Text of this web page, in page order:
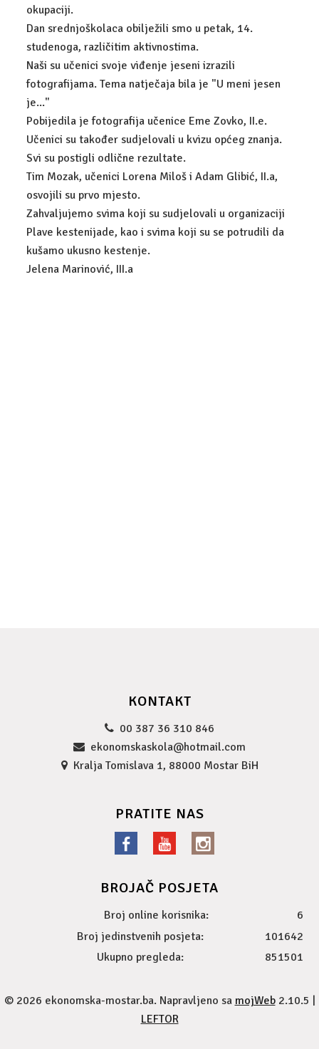
okupaciji.
Dan srednjoškolaca obilježili smo u petak, 14.
studenoga, različitim aktivnostima.
Naši su učenici svoje viđenje jeseni izrazili
fotografijama. Tema natječaja bila je "U meni jesen
je..."
Pobijedila je fotografija učenice Eme Zovko, II.e.
Učenici su također sudjelovali u kvizu općeg znanja.
Svi su postigli odlične rezultate.
Tim Mozak, učenici Lorena Miloš i Adam Glibić, II.a,
osvojili su prvo mjesto.
Zahvaljujemo svima koji su sudjelovali u organizaciji
Plave kestenijade, kao i svima koji su se potrudili da
kušamo ukusno kestenje.
Jelena Marinović, III.a
KONTAKT
00 387 36 310 846
ekonomskaskola@hotmail.com
Kralja Tomislava 1, 88000 Mostar BiH
PRATITE NAS
BROJAČ POSJETA
Broj online korisnika:
6
Broj jedinstvenih posjeta:
101642
Ukupno pregleda:
851501
© 2026 ekonomska-mostar.ba. Napravljeno sa mojWeb2.10.5 |
LEFTOR
ADMINISTRATIVNI TAJNIK
TEHNIČAR ZA BANKARSTVO I OSIGURANJE
FINANCIJSKO-RAČUNOVODSTVENI TEHNIČAR
POSLOVNO-PRAVNI TEHNIČAR
KONTAKT